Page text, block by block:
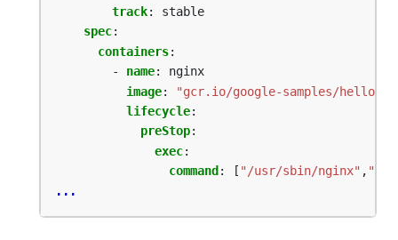
track:
stable
spec:
containers:
- name:
nginx
image:
"gcr.io/google-samples/hello-
lifecycle:
preStop:
exec:
command : [ "/usr/sbin/nginx" , "-s"
...